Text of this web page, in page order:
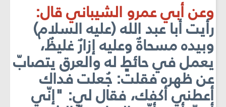
وعن أبي عمرو الشيباني قال:
رأيت أبا عبد الله (عليه السلام)
وبيده مسحاةٌ وعليه إزارٌ غليظٌ،
يعمل في حائطٍ له والعرق يتصابّ
عن ظهره فقلت: جُعلت فداك
أعطني أكفك، فقال لي: "إنّي